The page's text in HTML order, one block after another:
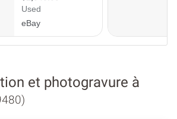
et photogravure à